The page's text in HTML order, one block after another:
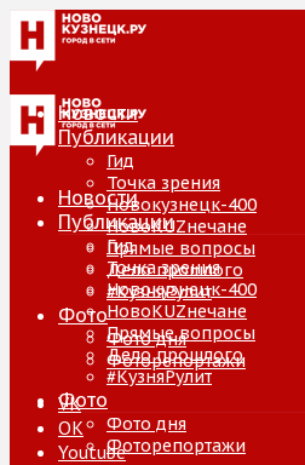
Новости
Публикации
Гид
Точка зрения
Новокузнецк-400
НовоKUZнечане
Прямые вопросы
Дело прошлого
#КузняРулит
Фото
Фото дня
Фоторепортажи
VK
ОК
Youtube
Новости
Публикации
Гид
Точка зрения
Новокузнецк-400
НовоKUZнечане
Прямые вопросы
Дело прошлого
#КузняРулит
Фото
Фото дня
Фоторепортажи